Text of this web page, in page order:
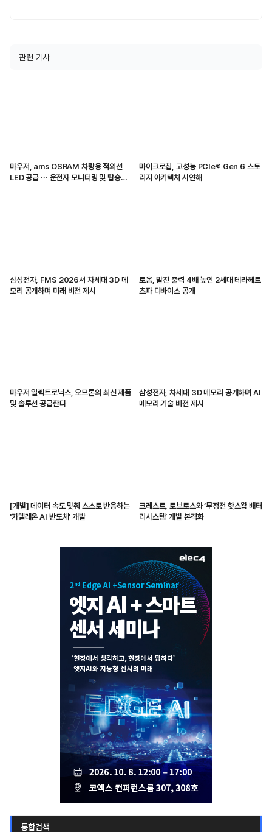
관련 기사
마우저, ams OSRAM 차량용 적외선
LED 공급 ··· 운전자 모니터링 및 탑승자
마이크로칩, 고성능 PCIe® Gen 6 스토
리지 아키텍처 시연해
삼성전자, FMS 2026서 차세대 3D 메
모리 공개하며 미래 비전 제시
로옴, 발진 출력 4배 높인 2세대 테라헤르
츠파 디바이스 공개
마우저 일렉트로닉스, 오므론의 최신 제품
및 솔루션 공급한다
삼성전자, 차세대 3D 메모리 공개하며 AI
메모리 기술 비전 제시
[개발] 데이터 속도 맞춰 스스로 반응하는
'카멜레온 AI 반도체' 개발
크레스트, 로브로스와 ‘무정전 핫스왑 배터
리시스템’ 개발 본격화
통합검색